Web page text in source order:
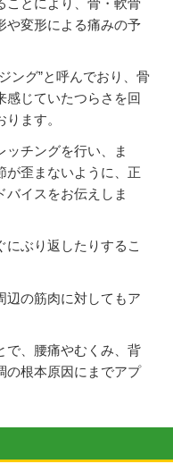
や変形による痛みの予
ング”と呼んでおり、骨
感じていたつらさを回
ます。
ッチングを行い、ま
が歪まないように、正
バイスをお伝えしま
ぶり返したりするこ
辺の筋肉に対してもア
で、腰痛やむくみ、背
の根本原因にまでアプ